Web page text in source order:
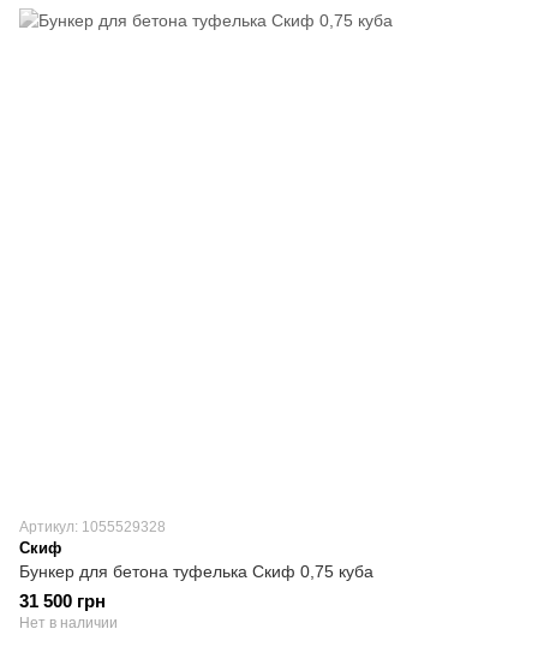
Артикул: 1055529328
Скиф
Бункер для бетона туфелька Скиф 0,75 куба
31 500 грн
Нет в наличии